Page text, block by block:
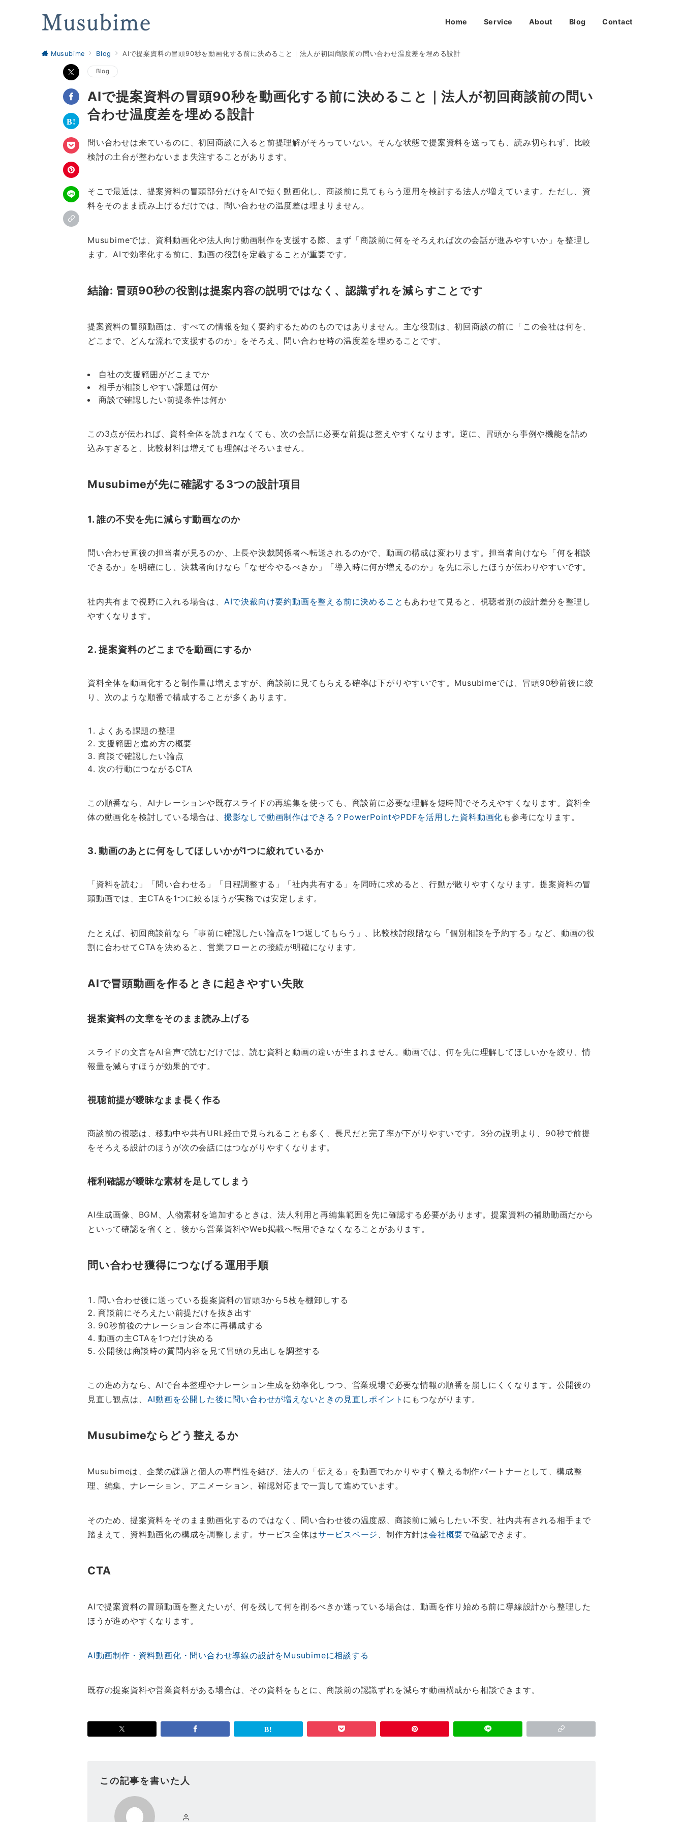
Home Service About Blog Contact
Musubime Blog AIで提案資料の冒頭90秒を動画化する前に決めること｜法人が初回商談前の問い合わせ温度差を埋める設計
Blog
AIで提案資料の冒頭90秒を動画化する前に決めること｜法人が初回商談前の問い
合わせ温度差を埋める設計
問い合わせは来ているのに、初回商談に入ると前提理解がそろっていない。そんな状態で提案資料を送っても、読み切られず、比較
検討の土台が整わないまま失注することがあります。
そこで最近は、提案資料の冒頭部分だけをAIで短く動画化し、商談前に見てもらう運用を検討する法人が増えています。ただし、資
料をそのまま読み上げるだけでは、問い合わせの温度差は埋まりません。
Musubimeでは、資料動画化や法人向け動画制作を支援する際、まず「商談前に何をそろえれば次の会話が進みやすいか」を整理し
ます。AIで効率化する前に、動画の役割を定義することが重要です。
結論: 冒頭90秒の役割は提案内容の説明ではなく、認識ずれを減らすことです
提案資料の冒頭動画は、すべての情報を短く要約するためのものではありません。主な役割は、初回商談の前に「この会社は何を、
どこまで、どんな流れで支援するのか」をそろえ、問い合わせ時の温度差を埋めることです。
自社の支援範囲がどこまでか
相手が相談しやすい課題は何か
商談で確認したい前提条件は何か
この3点が伝われば、資料全体を読まれなくても、次の会話に必要な前提は整えやすくなります。逆に、冒頭から事例や機能を詰め
込みすぎると、比較材料は増えても理解はそろいません。
Musubimeが先に確認する3つの設計項目
1. 誰の不安を先に減らす動画なのか
問い合わせ直後の担当者が見るのか、上長や決裁関係者へ転送されるのかで、動画の構成は変わります。担当者向けなら「何を相談
できるか」を明確にし、決裁者向けなら「なぜ今やるべきか」「導入時に何が増えるのか」を先に示したほうが伝わりやすいです。
社内共有まで視野に入れる場合は、 AIで決裁向け要約動画を整える前に決めること もあわせて見ると、視聴者別の設計差分を整理し
やすくなります。
2. 提案資料のどこまでを動画にするか
資料全体を動画化すると制作量は増えますが、商談前に見てもらえる確率は下がりやすいです。Musubimeでは、冒頭90秒前後に絞
り、次のような順番で構成することが多くあります。
よくある課題の整理
支援範囲と進め方の概要
商談で確認したい論点
次の行動につながるCTA
この順番なら、AIナレーションや既存スライドの再編集を使っても、商談前に必要な理解を短時間でそろえやすくなります。資料全
体の動画化を検討している場合は、 撮影なしで動画制作はできる？PowerPointやPDFを活用した資料動画化 も参考になります。
3. 動画のあとに何をしてほしいかが1つに絞れているか
「資料を読む」「問い合わせる」「日程調整する」「社内共有する」を同時に求めると、行動が散りやすくなります。提案資料の冒
頭動画では、主CTAを1つに絞るほうが実務では安定します。
たとえば、初回商談前なら「事前に確認したい論点を1つ返してもらう」、比較検討段階なら「個別相談を予約する」など、動画の役
割に合わせてCTAを決めると、営業フローとの接続が明確になります。
AIで冒頭動画を作るときに起きやすい失敗
提案資料の文章をそのまま読み上げる
スライドの文言をAI音声で読むだけでは、読む資料と動画の違いが生まれません。動画では、何を先に理解してほしいかを絞り、情
報量を減らすほうが効果的です。
視聴前提が曖昧なまま長く作る
商談前の視聴は、移動中や共有URL経由で見られることも多く、長尺だと完了率が下がりやすいです。3分の説明より、90秒で前提
をそろえる設計のほうが次の会話にはつながりやすくなります。
権利確認が曖昧な素材を足してしまう
AI生成画像、BGM、人物素材を追加するときは、法人利用と再編集範囲を先に確認する必要があります。提案資料の補助動画だから
といって確認を省くと、後から営業資料やWeb掲載へ転用できなくなることがあります。
問い合わせ獲得につなげる運用手順
問い合わせ後に送っている提案資料の冒頭3から5枚を棚卸しする
商談前にそろえたい前提だけを抜き出す
90秒前後のナレーション台本に再構成する
動画の主CTAを1つだけ決める
公開後は商談時の質問内容を見て冒頭の見出しを調整する
この進め方なら、AIで台本整理やナレーション生成を効率化しつつ、営業現場で必要な情報の順番を崩しにくくなります。公開後の
見直し観点は、 AI動画を公開した後に問い合わせが増えないときの見直しポイント にもつながります。
Musubimeならどう整えるか
Musubimeは、企業の課題と個人の専門性を結び、法人の「伝える」を動画でわかりやすく整える制作パートナーとして、構成整
理、編集、ナレーション、アニメーション、確認対応まで一貫して進めています。
そのため、提案資料をそのまま動画化するのではなく、問い合わせ後の温度感、商談前に減らしたい不安、社内共有される相手まで
踏まえて、資料動画化の構成を調整します。サービス全体はサービスページ 、制作方針は会社概要で確認できます。
CTA
AIで提案資料の冒頭動画を整えたいが、何を残して何を削るべきか迷っている場合は、動画を作り始める前に導線設計から整理した
ほうが進めやすくなります。
AI動画制作・資料動画化・問い合わせ導線の設計をMusubimeに相談する
既存の提案資料や営業資料がある場合は、その資料をもとに、商談前の認識ずれを減らす動画構成から相談できます。
この記事を書いた人